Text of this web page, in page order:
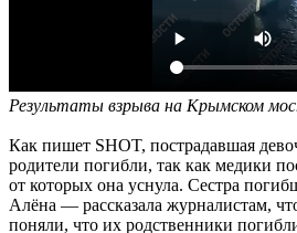
Результаты взрыва на Крымском
Как пишет SHOT, пострадавшая
родители погибли, так как медики
от которых она уснула. Сестра
Алёна — рассказала журналистам,
поняли, что их родственники